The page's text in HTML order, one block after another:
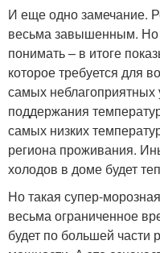
И еще одно замечание.
весьма завышенным.
понимать – в итоге
которое требуется для
самых неблагоприятных
поддержания
самых низких
региона проживания.
холодов в доме будет
Но такая супер-
весьма ограниченное
будет по большей части